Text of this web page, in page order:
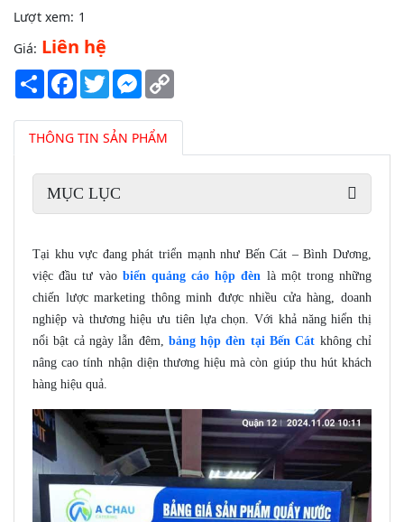
Lượt xem: 1
Giá: Liên hệ
Share Facebook
TwitterMessenger
THÔNG TIN SẢN PHẨM
MỤC LỤC
Tại khu vực đang phát triển mạnh như Bến Cát – Bình Dương,
việc đầu tư vào biển quảng cáo hộp đèn là một trong những
chiến lược marketing thông minh được nhiều cửa hàng, doanh
nghiệp và thương hiệu ưu tiên lựa chọn. Với khả năng hiển thị
nổi bật cả ngày lẫn đêm, bảng hộp đèn tại Bến Cát không chỉ
nâng cao tính nhận diện thương hiệu mà còn giúp thu hút khách
hàng hiệu quả.